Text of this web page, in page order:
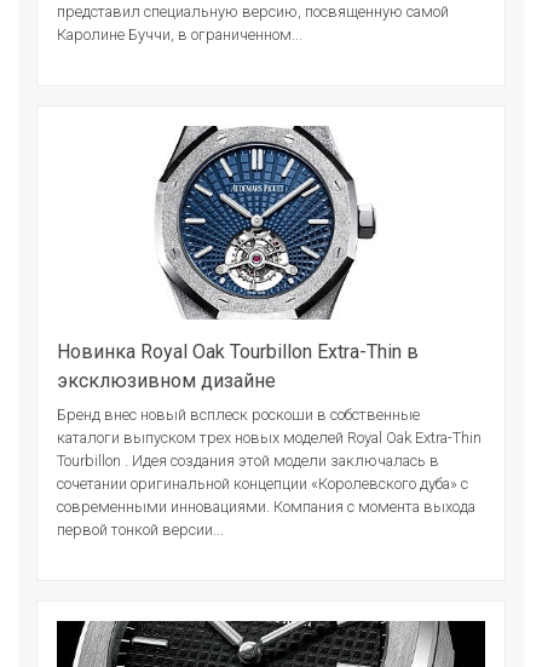
представил специальную версию, посвященную самой
Каролине Буччи, в ограниченном...
Новинка Royal Oak Tourbillon Extra-Thin в
эксклюзивном дизайне
Бренд внес новый всплеск роскоши в собственные
каталоги выпуском трех новых моделей Royal Oak Extra-Thin
Tourbillon . Идея создания этой модели заключалась в
сочетании оригинальной концепции «Королевского дуба» с
современными инновациями. Компания с момента выхода
первой тонкой версии...